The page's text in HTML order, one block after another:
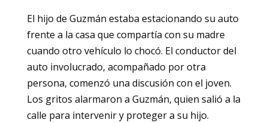
El hijo de Guzmán estaba estacionando su auto
frente a la casa que compartía con su madre
cuando otro vehículo lo chocó. El conductor del
auto involucrado, acompañado por otra
persona, comenzó una discusión con el joven.
Los gritos alarmaron a Guzmán, quien salió a la
calle para intervenir y proteger a su hijo.